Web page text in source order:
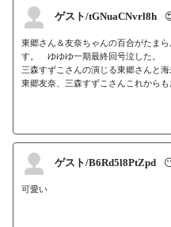
ゲスト/tGNuaCNvrl8h
東郷さん＆友奈ちゃんの百合がたま
す。　ゆゆゆ一期最終回号泣した。
三森すずこさんの演じる東郷さんと海
東郷友奈、三森すずこさんこれからも
ゲスト/B6Rd5l8PtZpd
可愛い